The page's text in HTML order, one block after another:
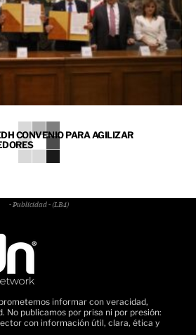
CONVENIO PARA AGILIZAR
- Publicidad - (LB4)
prometemos informar con veracidad,
No publicamos por prisa ni por presión:
con información útil, clara, ética y